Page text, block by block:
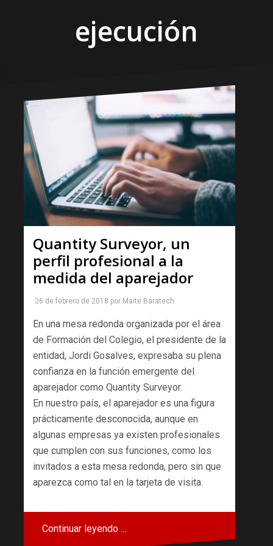
ejecución
Quantity Surveyor, un
perfil profesional a la
medida del aparejador
26 de febrero de 2018 por Maite Baratech
En una mesa redonda organizada por el área
de Formación del Colegio, el presidente de la
entidad, Jordi Gosalves, expresaba su plena
confianza en la función emergente del
aparejador como Quantity Surveyor.
En nuestro país, el aparejador es una figura
prácticamente desconocida, aunque en
algunas empresas ya existen profesionales
que cumplen con sus funciones, como los
invitados a esta mesa redonda, pero sin que
aparezca como tal en la tarjeta de visita.
Continuar leyendo …